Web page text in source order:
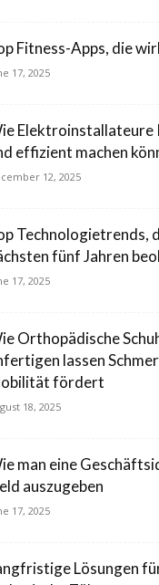
Fitness-Apps, die
17, 2025
Elektroinstallateure
effizient machen
12, 2025
Technologietrends,
fünf Jahren
17, 2025
Orthopädische
lassen
fördert
18, 2025
man eine
auszugeben
17, 2025
Lösungen